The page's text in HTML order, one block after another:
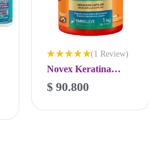
Valorado
con5.00
de 5
(1 Review)
Novex Keratina
Brasilera
$ 90.800
-